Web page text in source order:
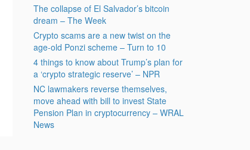
The collapse of El Salvador’s bitcoin
dream – The Week
Crypto scams are a new twist on the
age-old Ponzi scheme – Turn to 10
4 things to know about Trump’s plan for
a ‘crypto strategic reserve’ – NPR
NC lawmakers reverse themselves,
move ahead with bill to invest State
Pension Plan in cryptocurrency – WRAL
News